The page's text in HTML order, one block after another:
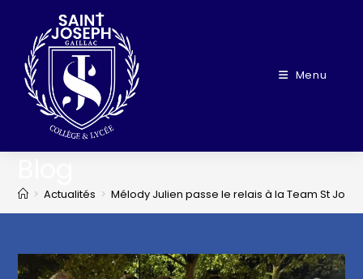
Menu
> Actualités > Mélody Julien passe le relais à la Team St Jo